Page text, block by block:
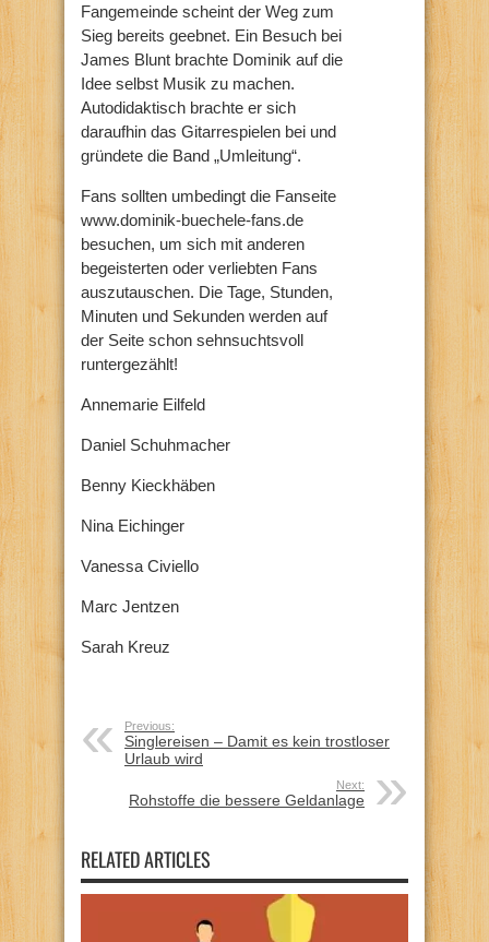
Fangemeinde scheint der Weg zum
Sieg bereits geebnet. Ein Besuch bei
James Blunt brachte Dominik auf die
Idee selbst Musik zu machen.
Autodidaktisch brachte er sich
daraufhin das Gitarrespielen bei und
gründete die Band „Umleitung“.
Fans sollten umbedingt die Fanseite
www.dominik-buechele-fans.de
besuchen, um sich mit anderen
begeisterten oder verliebten Fans
auszutauschen. Die Tage, Stunden,
Minuten und Sekunden werden auf
der Seite schon sehnsuchtsvoll
runtergezählt!
Annemarie Eilfeld
Daniel Schuhmacher
Benny Kieckhäben
Nina Eichinger
Vanessa Civiello
Marc Jentzen
Sarah Kreuz
Previous:
Singlereisen – Damit es kein trostloser
Urlaub wird
Next:
Rohstoffe die bessere Geldanlage
RELATED ARTICLES